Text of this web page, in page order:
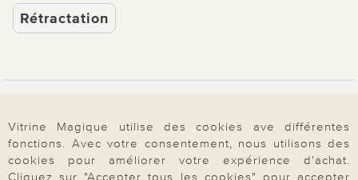
Rétractation
À propos de nous
Vitrine Magique utilise des cookies ave différentes
fonctions. Avec votre consentement, nous utilisons des
cookies pour améliorer votre expérience d'achat.
Cliquez sur "Accepter tous les cookies" pour accepter